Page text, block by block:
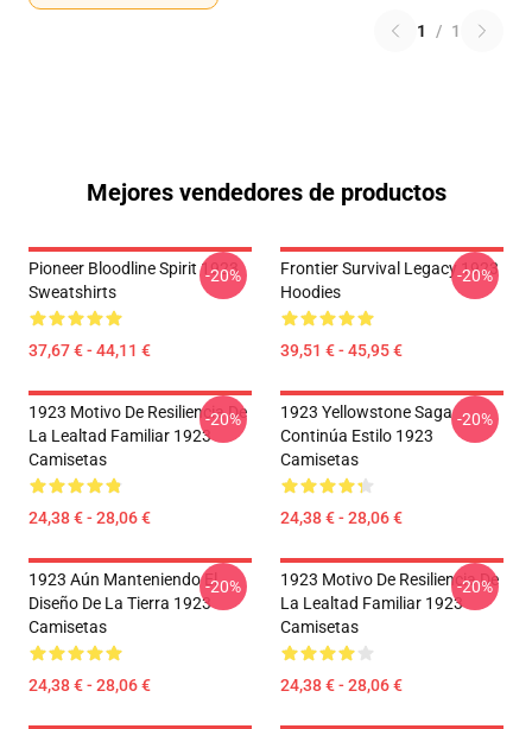
1 / 1
Mejores vendedores de productos
Pioneer Bloodline Spirit 1923
Sweatshirts
37,67 € - 44,11 €
-20%
Frontier Survival Legacy 1923
Hoodies
39,51 € - 45,95 €
-20%
1923 Motivo De Resiliencia De
La Lealtad Familiar 1923
Camisetas
24,38 € - 28,06 €
-20%
1923 Yellowstone Saga
Continúa Estilo 1923
Camisetas
24,38 € - 28,06 €
-20%
1923 Aún Manteniendo El
Diseño De La Tierra 1923
Camisetas
24,38 € - 28,06 €
-20%
1923 Motivo De Resiliencia De
La Lealtad Familiar 1923
Camisetas
24,38 € - 28,06 €
-20%